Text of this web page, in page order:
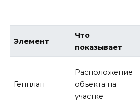
Элемент
Что
показывает
Генплан
Расположение
объекта на
участке